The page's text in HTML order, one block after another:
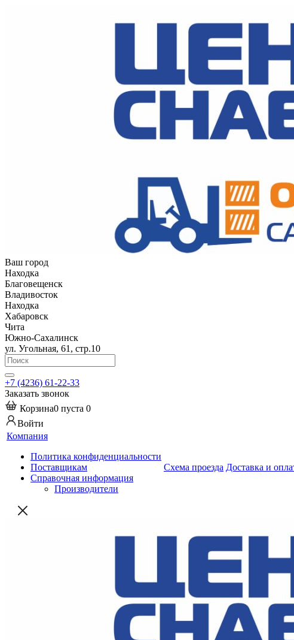
Ваш город
Находка
Благовещенск
Владивосток
Находка
Хабаровск
Чита
Южно-Сахалинск
ул. Угольная, 61, стр.10
+7 (4236) 61-22-33
Заказать звонок
Корзина0 пуста 0
Войти
Компания
Политика конфиденциальности
Поставщикам
Справочная информация
Производители
Схема проезда Доставка и